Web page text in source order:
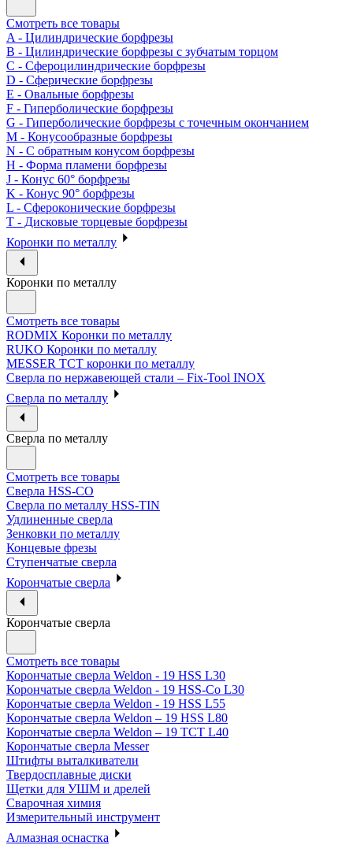
Смотреть все товары
A - Цилиндрические борфрезы
B - Цилиндрические борфрезы с зубчатым торцом
C - Сфероцилиндрические борфрезы
D - Сферические борфрезы
E - Овальные борфрезы
F - Гиперболические борфрезы
G - Гиперболические борфрезы с точечным окончанием
M - Конусообразные борфрезы
N - С обратным конусом борфрезы
H - Форма пламени борфрезы
J - Конус 60° борфрезы
K - Конус 90° борфрезы
L - Сфероконические борфрезы
T - Дисковые торцевые борфрезы
Коронки по металлу
Коронки по металлу
Смотреть все товары
RODMIX Коронки по металлу
RUKO Коронки по металлу
MESSER ТСТ коронки по металлу
Сверла по нержавеющей стали – Fix-Tool INOX
Сверла по металлу
Сверла по металлу
Смотреть все товары
Сверла HSS-CO
Сверла по металлу HSS-TIN
Удлиненные сверла
Зенковки по металлу
Концевые фрезы
Ступенчатые сверла
Корончатые сверла
Корончатые сверла
Смотреть все товары
Корончатые сверла Weldon - 19 HSS L30
Корончатые сверла Weldon - 19 HSS-Co L30
Корончатые сверла Weldon - 19 HSS L55
Корончатые сверла Weldon – 19 HSS L80
Корончатые сверла Weldon – 19 TCT L40
Корончатые сверла Messer
Штифты выталкиватели
Твердосплавные диски
Щетки для УШМ и дрелей
Сварочная химия
Измерительный инструмент
Алмазная оснастка